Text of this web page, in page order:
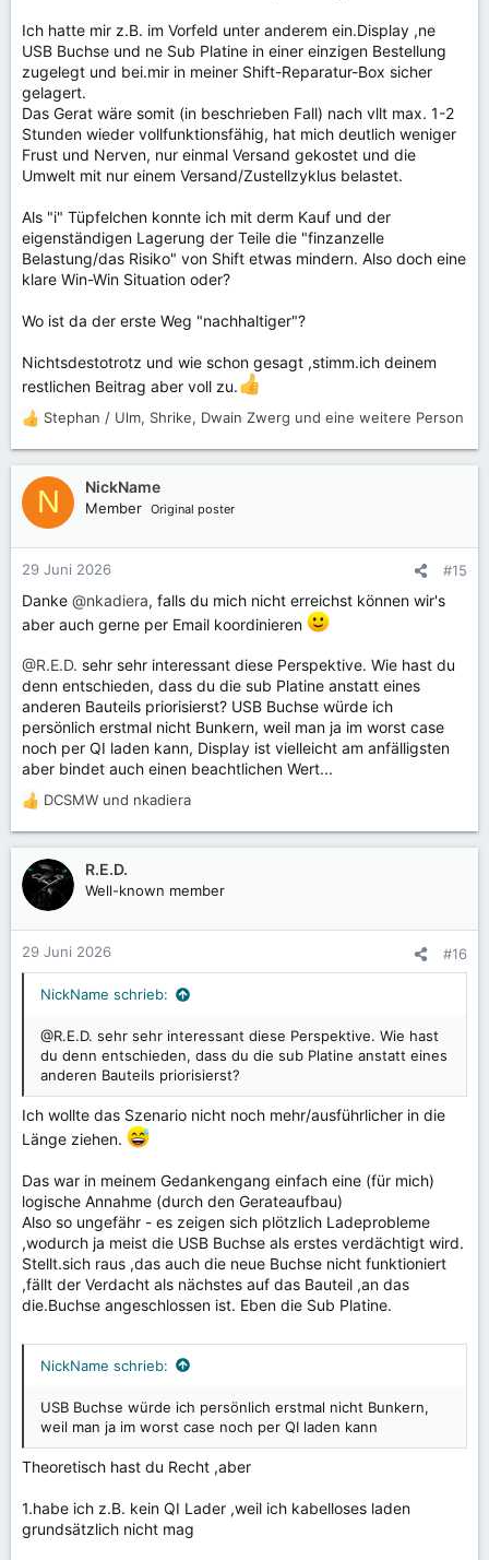
Ich hatte mir z.B. im Vorfeld unter anderem ein.Display ,ne
USB Buchse und ne Sub Platine in einer einzigen Bestellung
zugelegt und bei.mir in meiner Shift-Reparatur-Box sicher
gelagert.
Das Gerat wäre somit (in beschrieben Fall) nach vllt max. 1-2
Stunden wieder vollfunktionsfähig, hat mich deutlich weniger
Frust und Nerven, nur einmal Versand gekostet und die
Umwelt mit nur einem Versand/Zustellzyklus belastet.
Als "i" Tüpfelchen konnte ich mit derm Kauf und der
eigenständigen Lagerung der Teile die "finzanzelle
Belastung/das Risiko" von Shift etwas mindern. Also doch eine
klare Win-Win Situation oder?
Wo ist da der erste Weg "nachhaltiger"?
Nichtsdestotrotz und wie schon gesagt ,stimm.ich deinem
restlichen Beitrag aber voll zu.
R
e
a
k
t
o
n
n
:
Stephan / Ulm, Shrike, Dwain Zwerg und eine weitere Person
N NickName
Member Original poster
29 Juni 2026 #15
Danke @nkadiera, falls du mich nicht erreichst können wir's
aber auch gerne per Email koordinieren
@R.E.D. sehr sehr interessant diese Perspektive. Wie hast du
denn entschieden, dass du die sub Platine anstatt eines
anderen Bauteils priorisierst? USB Buchse würde ich
persönlich erstmal nicht Bunkern, weil man ja im worst case
noch per QI laden kann, Display ist vielleicht am anfälligsten
aber bindet auch einen beachtlichen Wert...
R
e
a
k
t
o
n
DCSMW und nkadiera
R.E.D.
Well-known member
29 Juni 2026 #16
NickName schrieb:
@R.E.D. sehr sehr interessant diese Perspektive. Wie hast
du denn entschieden, dass du die sub Platine anstatt eines
anderen Bauteils priorisierst?
Ich wollte das Szenario nicht noch mehr/ausführlicher in die
Länge ziehen.
Das war in meinem Gedankengang einfach eine (für mich)
logische Annahme (durch den Gerateaufbau)
Also so ungefähr - es zeigen sich plötzlich Ladeprobleme
,wodurch ja meist die USB Buchse als erstes verdächtigt wird.
Stellt.sich raus ,das auch die neue Buchse nicht funktioniert
,fällt der Verdacht als nächstes auf das Bauteil ,an das
die.Buchse angeschlossen ist. Eben die Sub Platine.
NickName schrieb:
USB Buchse würde ich persönlich erstmal nicht Bunkern,
weil man ja im worst case noch per QI laden kann
Theoretisch hast du Recht ,aber
1.habe ich z.B. kein QI Lader ,weil ich kabelloses laden
grundsätzlich nicht mag